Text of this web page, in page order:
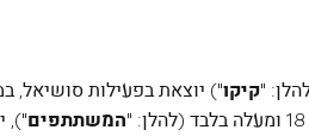
קיקו") יוצאת בפעילות סושיאל,
המשתתפים"),